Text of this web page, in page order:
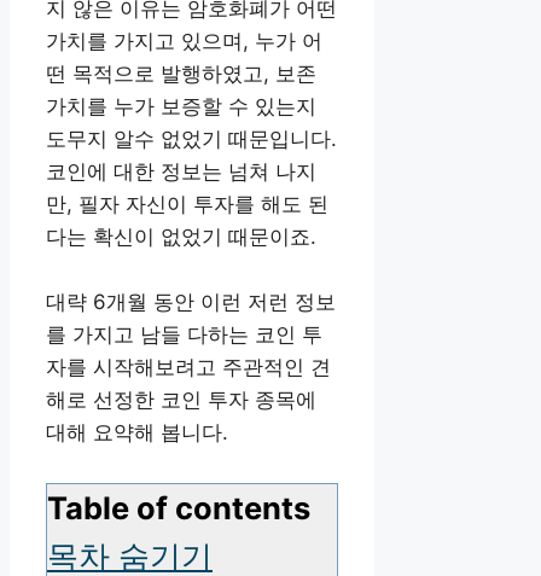
지 않은 이유는 암호화폐가 어떤
가치를 가지고 있으며, 누가 어
떤 목적으로 발행하였고, 보존
가치를 누가 보증할 수 있는지
도무지 알수 없었기 때문입니다.
코인에 대한 정보는 넘쳐 나지
만, 필자 자신이 투자를 해도 된
다는 확신이 없었기 때문이죠.
대략 6개월 동안 이런 저런 정보
를 가지고 남들 다하는 코인 투
자를 시작해보려고 주관적인 견
해로 선정한 코인 투자 종목에
대해 요약해 봅니다.
Table of contents
목차 숨기기